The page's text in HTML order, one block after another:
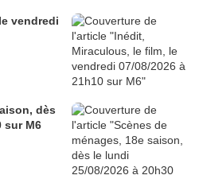
vendredi
dès
sur M6